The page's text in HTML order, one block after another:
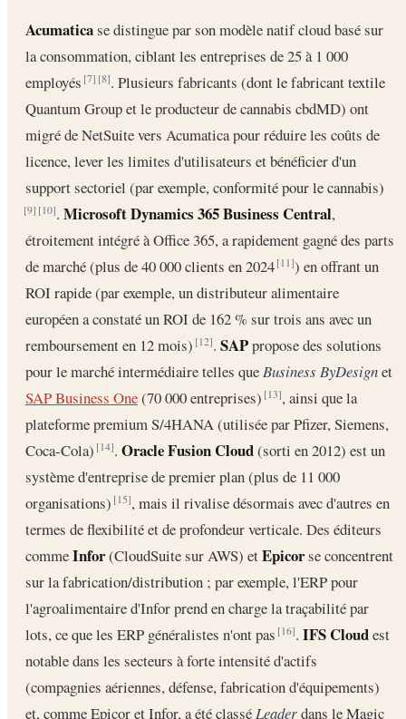
Acumaticase distingue par son modèle natif cloud basé sur
la consommation, ciblant les entreprises de 25 à 1 000
employés[7] [8]. Plusieurs fabricants (dont le fabricant textile
Quantum Group et le producteur de cannabis cbdMD) ont
migré de NetSuite vers Acumatica pour réduire les coûts de
licence, lever les limites d'utilisateurs et bénéficier d'un
support sectoriel (par exemple, conformité pour le cannabis)
[9] [10]. Microsoft Dynamics 365 Business Central,
étroitement intégré à Office 365, a rapidement gagné des parts
de marché (plus de 40 000 clients en 2024[11]) en offrant un
ROI rapide (par exemple, un distributeur alimentaire
européen a constaté un ROI de 162 % sur trois ans avec un
remboursement en 12 mois)[12]. SAPpropose des solutions
pour le marché intermédiaire telles queBusiness ByDesignet
SAP Business One(70 000 entreprises)[13], ainsi que la
plateforme premium S/4HANA (utilisée par Pfizer, Siemens,
Coca-Cola)[14]. Oracle Fusion Cloud(sorti en 2012) est un
système d'entreprise de premier plan (plus de 11 000
organisations)[15], mais il rivalise désormais avec d'autres en
termes de flexibilité et de profondeur verticale. Des éditeurs
commeInfor(CloudSuite sur AWS) etEpicorse concentrent
sur la fabrication/distribution ; par exemple, l'ERP pour
l'agroalimentaire d'Infor prend en charge la traçabilité par
lots, ce que les ERP généralistes n'ont pas[16]. IFS Cloudest
notable dans les secteurs à forte intensité d'actifs
(compagnies aériennes, défense, fabrication d'équipements)
et, comme Epicor et Infor, a été classéLeaderdans le Magic